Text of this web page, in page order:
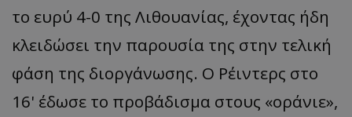
το ευρύ 4-0 της Λιθουανίας, έχοντας ήδη
κλειδώσει την παρουσία της στην τελική
φάση της διοργάνωσης. Ο Ρέιντερς στο
16' έδωσε το προβάδισμα στους «οράνιε»,